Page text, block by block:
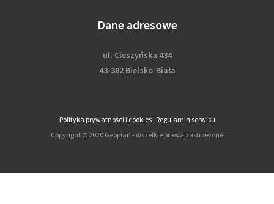
Dane adresowe
ul. Cieszyńska 434
43-382 Bielsko-Biała
Polityka prywatności i cookies| Regulamin serwisu
Copyright © 2020 Geoplan - wszelkie prawa zastrzeżone